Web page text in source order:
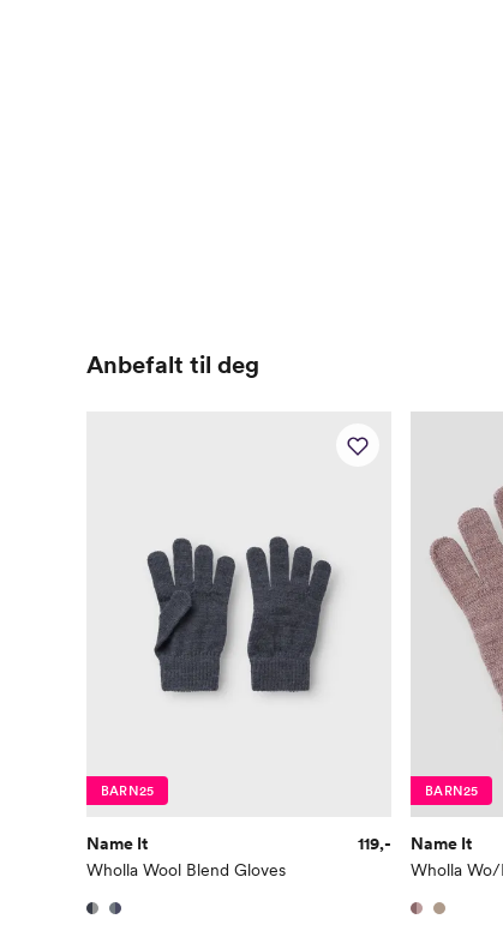
Anbefalt til deg
BARN25
Name It
Wholla Wool Blend Gloves
119,-
BARN25
Name It
Wholla Wo/